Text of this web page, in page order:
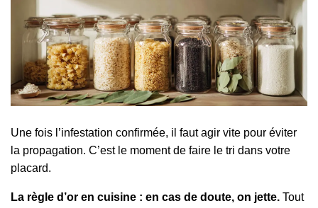
Une fois l’infestation confirmée, il faut agir vite pour éviter
la propagation. C’est le moment de faire le tri dans votre
placard.
La règle d’or en cuisine : en cas de doute, on jette. Tout